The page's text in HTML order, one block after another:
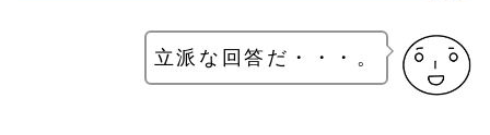
立派な回答だ・・・。